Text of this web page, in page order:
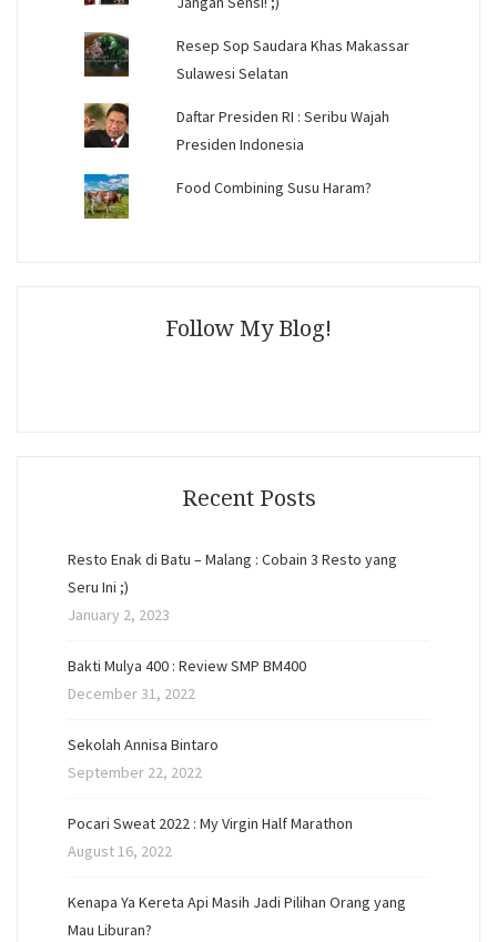
Resep Sop Saudara Khas Makassar
Sulawesi Selatan
Daftar Presiden RI : Seribu Wajah
Presiden Indonesia
Food Combining Susu Haram?
Follow My Blog!
Recent Posts
Resto Enak di Batu – Malang : Cobain 3 Resto yang
Seru Ini ;)
January 2, 2023
Bakti Mulya 400 : Review SMP BM400
December 31, 2022
Sekolah Annisa Bintaro
September 22, 2022
Pocari Sweat 2022 : My Virgin Half Marathon
August 16, 2022
Kenapa Ya Kereta Api Masih Jadi Pilihan Orang yang
Mau Liburan?